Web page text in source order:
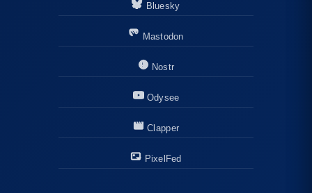
Bluesky
Mastodon
Nostr
Odysee
Clapper
PixelFed